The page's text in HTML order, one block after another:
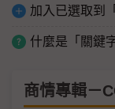
加入已選取到
什麼是「關鍵
商情專輯－